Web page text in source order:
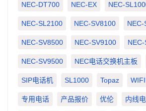
NEC-DT700 NEC-EX NEC-
NEC-SL2100 NEC-SV8100 NEC-
NEC-SV8500 NEC-SV9100
NEC-SV9500 NEC电话交换机主板
SIP电话机 SL1000 Topaz
专用电话 产品报价 优伦 内线